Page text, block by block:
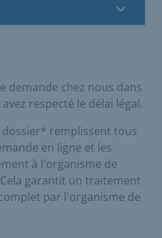
demande chez nous dans
respecté le délai légal.
dossier* remplissent tous
en ligne et les
à l'organisme de
garantit un traitement
par l'organisme de